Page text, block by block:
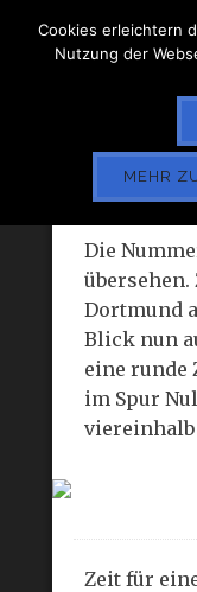
DER
Die
übersehen.
Dortmund
Blick nun
eine runde
im Spur
viereinhalb
Zeit für
Cookies erleichtern
Nutzung der
MEHR